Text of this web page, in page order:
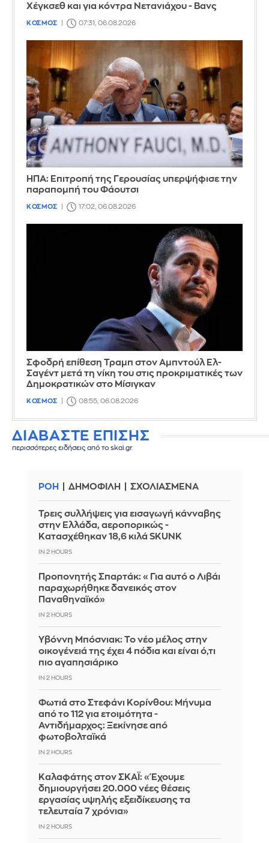
Χέγκσεθ και για κόντρα Νετανιάχου - Βανς
ΚΟΣΜΟΣ 07:31, 06.08.2026
ΗΠΑ: Επιτροπή της Γερουσίας υπερψήφισε την
παραπομπή του Φάουτσι
ΚΟΣΜΟΣ 17:02, 06.08.2026
Σφοδρή επίθεση Τραμπ στον Αμπντούλ Ελ-
Σαγέντ μετά τη νίκη του στις προκριματικές των
Δημοκρατικών στο Μίσιγκαν
ΚΟΣΜΟΣ 08:55, 06.08.2026
ΔΙΑΒΑΣΤΕ ΕΠΙΣΗΣ
περισσότερες ειδήσεις από το skai.gr
ΡΟΗ ΔΗΜΟΦΙΛΗ ΣΧΟΛΙΑΣΜΕΝΑ
Τρεις συλλήψεις για εισαγωγή κάνναβης
στην Ελλάδα, αεροπορικώς -
Κατασχέθηκαν 18,6 κιλά SKUNK
IN 2 HOURS
Προπονητής Σπαρτάκ: «Για αυτό ο Λιβάι
παραχωρήθηκε δανεικός στον
Παναθηναϊκό»
IN 2 HOURS
Υβόννη Μπόσνιακ: Το νέο μέλος στην
οικογένειά της έχει 4 πόδια και είναι ό,τι
πιο αγαπησιάρικο
IN 2 HOURS
Φωτιά στο Στεφάνι Κορίνθου: Μήνυμα
από το 112 για ετοιμότητα -
Αντιδήμαρχος: Ξεκίνησε από
φωτοβολταϊκά
IN 2 HOURS
Καλαφάτης στον ΣΚΑΪ: «Έχουμε
δημιουργήσει 20.000 νέες θέσεις
εργασίας υψηλής εξειδίκευσης τα
τελευταία 7 χρόνια»
IN 2 HOURS